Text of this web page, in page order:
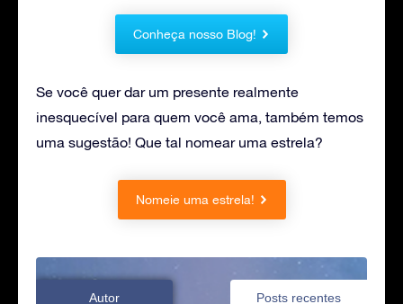
Conheça nosso Blog!
Se você quer dar um presente realmente
inesquecível para quem você ama, também temos
uma sugestão! Que tal nomear uma estrela?
Nomeie uma estrela!
Autor Posts recentes